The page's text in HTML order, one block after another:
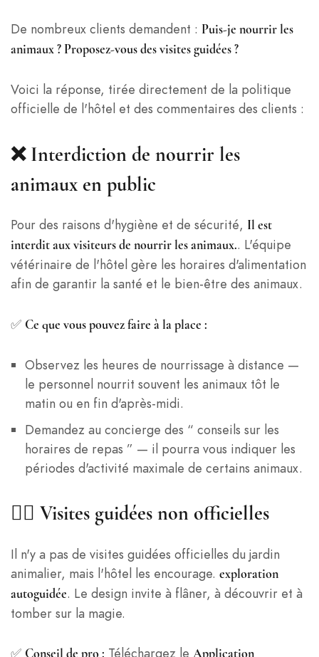
De nombreux clients demandent : Puis-je nourrir les
animaux ? Proposez-vous des visites guidées ?
Voici la réponse, tirée directement de la politique
officielle de l'hôtel et des commentaires des clients :
❌ Interdiction de nourrir les
animaux en public
Pour des raisons d'hygiène et de sécurité, Il est
interdit aux visiteurs de nourrir les animaux.. L'équipe
vétérinaire de l'hôtel gère les horaires d'alimentation
afin de garantir la santé et le bien-être des animaux.
✅ Ce que vous pouvez faire à la place :
Observez les heures de nourrissage à distance —
le personnel nourrit souvent les animaux tôt le
matin ou en fin d'après-midi.
Demandez au concierge des “ conseils sur les
horaires de repas ” — il pourra vous indiquer les
périodes d'activité maximale de certains animaux.
🚶‍♀️ Visites guidées non officielles
Il n'y a pas de visites guidées officielles du jardin
animalier, mais l'hôtel les encourage. exploration
autoguidée. Le design invite à flâner, à découvrir et à
tomber sur la magie.
✅ Conseil de pro : Téléchargez le Application